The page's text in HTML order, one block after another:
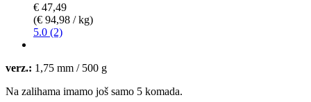
€ 47,49
(€ 94,98 / kg)
5.0 (2)
verz.: 1,75 mm / 500 g
Na zalihama imamo još samo 5 komada.